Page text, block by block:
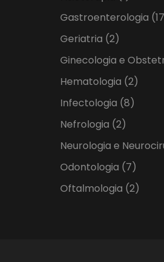
Gastroenterologia
Geriatria (2)
Ginecologia e
Hematologia (2)
Infectologia (8)
Nefrologia (2)
Neurologia e
Odontologia (7)
Oftalmologia (2)